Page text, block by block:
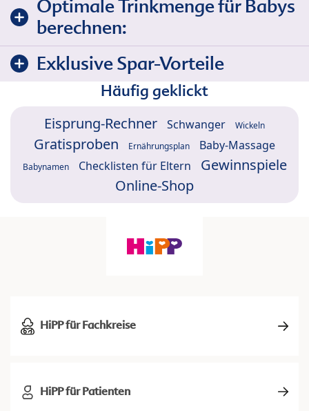
Optimale Trinkmenge für Babys
berechnen:
Exklusive Spar-Vorteile
Häufig geklickt
Eisprung-Rechner Schwanger Wickeln
Gratisproben Ernährungsplan Baby-Massage
Babynamen Checklisten für Eltern
Gewinnspiele
Online-Shop
HiPP für Fachkreise
HiPP für Patienten